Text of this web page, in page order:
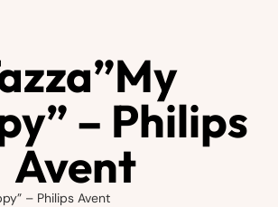
– Philips
Avent
– Philips Avent